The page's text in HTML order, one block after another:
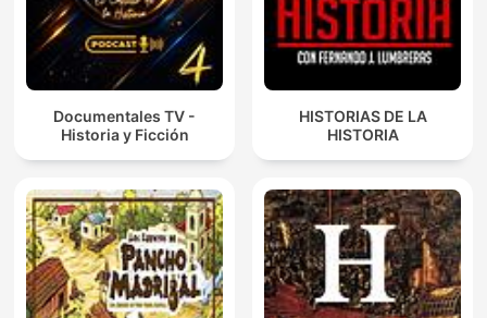
Documentales TV -
Historia y Ficción
HISTORIAS DE LA
HISTORIA